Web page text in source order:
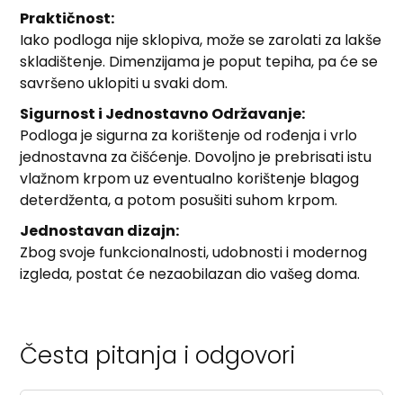
Praktičnost:
Iako podloga nije sklopiva, može se zarolati za lakše
skladištenje. Dimenzijama je poput tepiha, pa će se
savršeno uklopiti u svaki dom.
Sigurnost i Jednostavno Održavanje:
Podloga je sigurna za korištenje od rođenja i vrlo
jednostavna za čišćenje. Dovoljno je prebrisati istu
vlažnom krpom uz eventualno korištenje blagog
deterdženta, a potom posušiti suhom krpom.
Jednostavan dizajn:
Zbog svoje funkcionalnosti, udobnosti i modernog
izgleda, postat će nezaobilazan dio vašeg doma.
Česta pitanja i odgovori